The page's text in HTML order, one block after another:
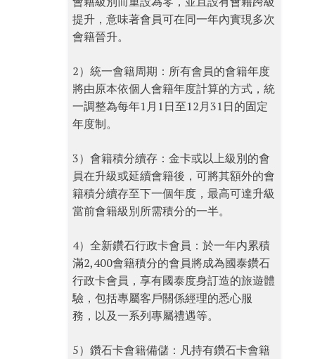
提升，意味著會員可在同一年內實現多次
會籍晉升。
2）統一會籍周期：所有會員的會籍年度
將由原本依個人會籍年度計算的方式，統
一調整為每年1月1日至12月31日的固定
年度制。
3）會籍積分續存：金卡或以上級別的會
員在升級或延續會籍後，可將其額外的會
籍積分續存至下一個年度，最高可達升級
當前會籍級別所需積分的一半。
4）全新鑽石行政卡會員：於一年内累積
滿2,400會籍積分的會員將成為國泰鑽石
行政卡會員，享有國泰度身訂造的旅遊體
驗，包括專屬客戶關係經理的悉心服
務，以及一系列專屬禮遇等。
5）鑽石卡會籍備儲：凡持有鑽石卡會籍